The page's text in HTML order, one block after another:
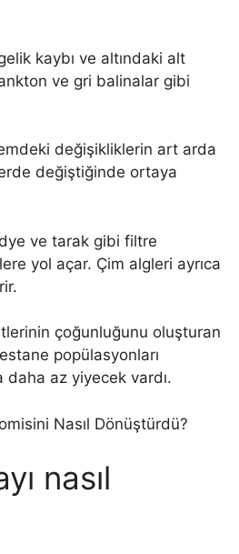
kaybı ve altındaki alt
ve gri balinalar gibi
değişikliklerin art arda
değiştiğinde ortaya
ve tarak gibi filtre
yol açar. Çim algleri ayrıca
çoğunluğunu oluşturan
popülasyonları
az yiyecek vardı.
nasıl